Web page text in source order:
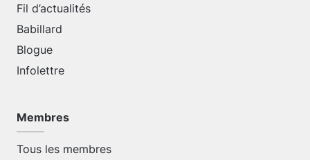
Fil d’actualités
Babillard
Blogue
Infolettre
Membres
Tous les membres